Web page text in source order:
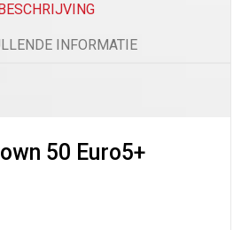
( + 50.00)
BESCHRIJVING
INFORMATIE
50 Euro5+